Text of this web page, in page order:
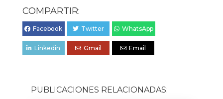
COMPARTIR:
Facebook Twitter WhatsApp
Linkedin Gmail Email
PUBLICACIONES RELACIONADAS: